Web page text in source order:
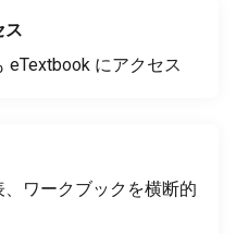
ス
eTextbook にアクセス
ワークブックを横断的